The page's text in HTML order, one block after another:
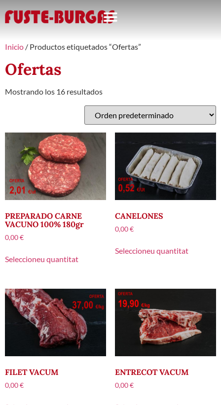
Inicio / Productos etiquetados “Ofertas”
Ofertas
Mostrando los 16 resultados
PREPARADO CARNE
VACUNO 100% 180gr
0,00€
Seleccioneu quantitat
CANELONES
0,00€
Seleccioneu quantitat
FILET VACUM
0,00€
ENTRECOT VACUM
0,00€